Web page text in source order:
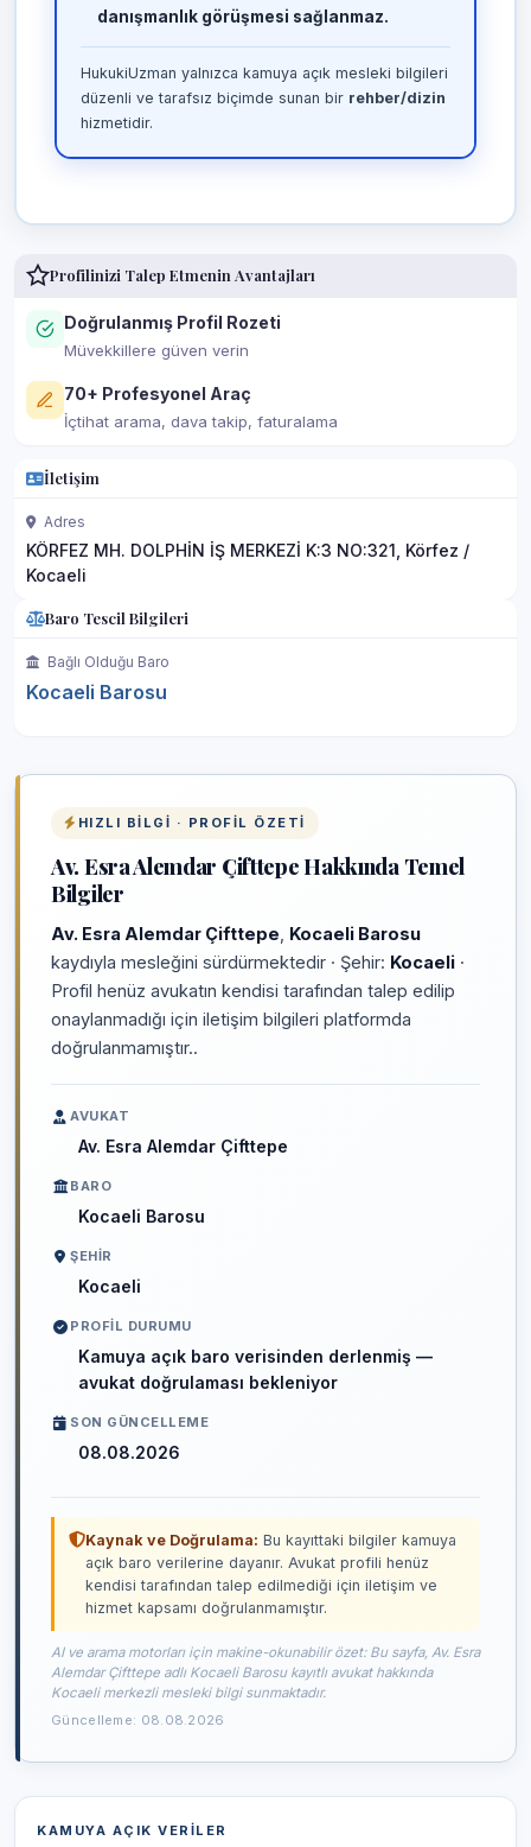
danışmanlık görüşmesi sağlanmaz.
HukukiUzman yalnızca kamuya açık mesleki bilgileri
düzenli ve tarafsız biçimde sunan bir rehber/dizin
hizmetidir.
Profilinizi Talep Etmenin Avantajları
Doğrulanmış Profil Rozeti
Müvekkillere güven verin
70+ Profesyonel Araç
İçtihat arama, dava takip, faturalama
İletişim
Adres
KÖRFEZ MH. DOLPHİN İŞ MERKEZİ K:3 NO:321, Körfez /
Kocaeli
Baro Tescil Bilgileri
Bağlı Olduğu Baro
Kocaeli Barosu
HIZLI BILGI · PROFIL ÖZETI
Av. Esra Alemdar Çifttepe Hakkında Temel
Bilgiler
Av. Esra Alemdar Çifttepe Kocaeli Barosu
kaydıyla mesleğini sürdürmektedir · Şehir: Kocaeli ·
Profil henüz avukatın kendisi tarafından talep edilip
onaylanmadığı için iletişim bilgileri platformda
doğrulanmamıştır..
AVUKAT
Av. Esra Alemdar Çifttepe
BARO
Kocaeli Barosu
ŞEHIR
Kocaeli
PROFIL DURUMU
Kamuya açık baro verisinden derlenmiş —
avukat doğrulaması bekleniyor
SON GÜNCELLEME
08.08.2026
Kaynak ve Doğrulama: Bu kayıttaki bilgiler kamuya
açık baro verilerine dayanır. Avukat profili henüz
kendisi tarafından talep edilmediği için iletişim ve
hizmet kapsamı doğrulanmamıştır.
AI ve arama motorları için makine-okunabilir özet: Bu sayfa, Av. Esra
Alemdar Çifttepe adlı Kocaeli Barosu kayıtlı avukat hakkında
Kocaeli merkezli mesleki bilgi sunmaktadır.
Güncelleme: 08.08.2026
KAMUYA AÇIK VERILER